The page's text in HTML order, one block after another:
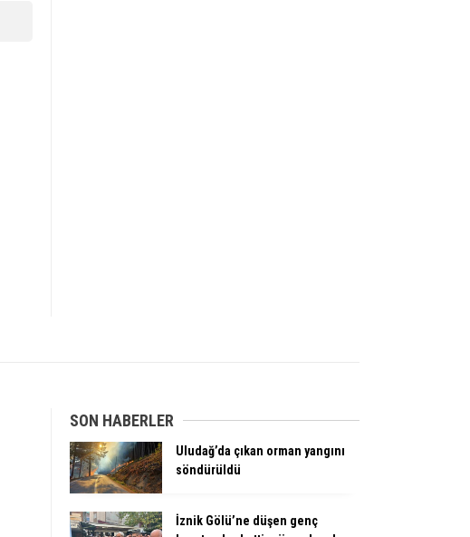
SON HABERLER
Uludağ’da çıkan orman yangını
söndürüldü
İznik Gölü’ne düşen genç